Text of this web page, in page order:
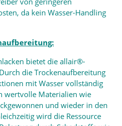
da kein Wasser-Handling
bietet die allair®-
die Trockenaufbereitung
mit Wasser vollständig
wertvolle Materialien wie
und wieder in den
wird die Ressource